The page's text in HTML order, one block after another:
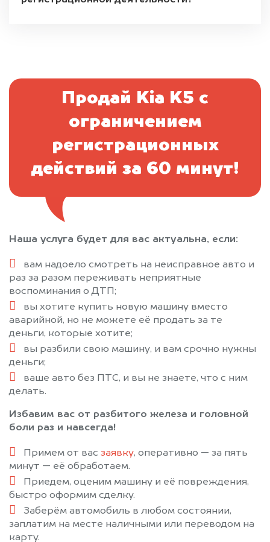
Продай Kia K5 с
ограничением
регистрационных
действий за 60 минут!
Наша услуга будет для вас актуальна, если:
вам надоело смотреть на неисправное авто и
раз за разом переживать неприятные
воспоминания о ДТП;
вы хотите купить новую машину вместо
аварийной, но не можете её продать за те
деньги, которые хотите;
вы разбили свою машину, и вам срочно нужны
деньги;
ваше авто без ПТС, и вы не знаете, что с ним
делать.
Избавим вас от разбитого железа и головной
боли раз и навсегда!
Примем от вас заявку, оперативно — за пять
минут — её обработаем.
Приедем, оценим машину и её повреждения,
быстро оформим сделку.
Заберём автомобиль в любом состоянии,
заплатим на месте наличными или переводом на
карту.